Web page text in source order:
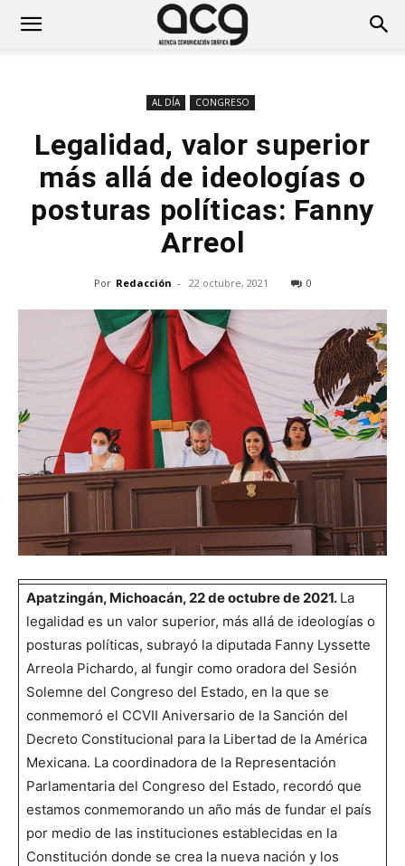
AL DÍA CONGRESO
Legalidad, valor superior
más allá de ideologías o
posturas políticas: Fanny
Arreol
Por Redacción - 22 octubre, 2021 0
Apatzingán, Michoacán, 22 de octubre de 2021. La
legalidad es un valor superior, más allá de ideologías o
posturas políticas, subrayó la diputada Fanny Lyssette
Arreola Pichardo, al fungir como oradora del Sesión
Solemne del Congreso del Estado, en la que se
conmemoró el CCVII Aniversario de la Sanción del
Decreto Constitucional para la Libertad de la América
Mexicana. La coordinadora de la Representación
Parlamentaria del Congreso del Estado, recordó que
estamos conmemorando un año más de fundar el país
por medio de las instituciones establecidas en la
Constitución donde se crea la nueva nación y los